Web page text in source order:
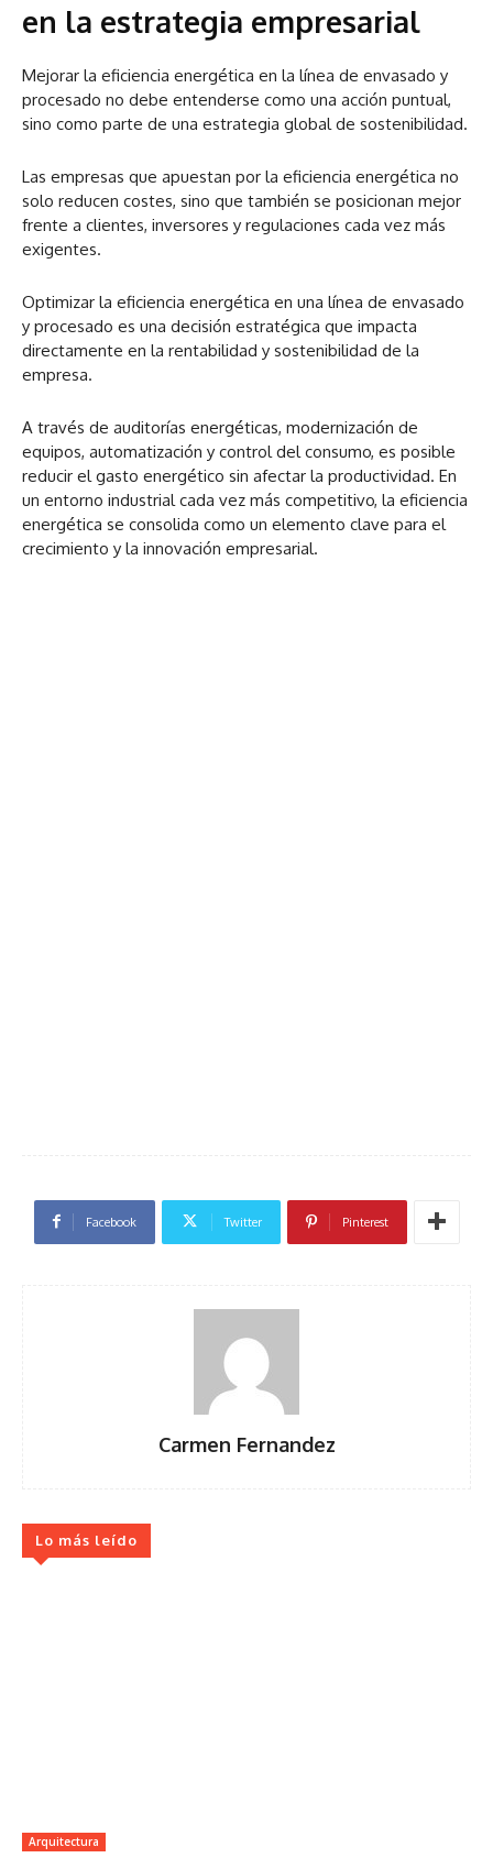
en la estrategia empresarial
Mejorar la eficiencia energética en la línea de envasado y
procesado no debe entenderse como una acción puntual,
sino como parte de una estrategia global de sostenibilidad.
Las empresas que apuestan por la eficiencia energética no
solo reducen costes, sino que también se posicionan mejor
frente a clientes, inversores y regulaciones cada vez más
exigentes.
Optimizar la eficiencia energética en una línea de envasado
y procesado es una decisión estratégica que impacta
directamente en la rentabilidad y sostenibilidad de la
empresa.
A través de auditorías energéticas, modernización de
equipos, automatización y control del consumo, es posible
reducir el gasto energético sin afectar la productividad. En
un entorno industrial cada vez más competitivo, la eficiencia
energética se consolida como un elemento clave para el
crecimiento y la innovación empresarial.
Facebook Twitter Pinterest
Carmen Fernandez
Lo más leído
Arquitectura